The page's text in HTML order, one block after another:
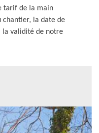
tarif de la main
chantier, la date de
la validité de notre